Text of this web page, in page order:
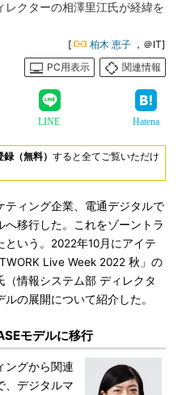
クターの相澤里江氏が経緯を
[ 柏木 恵子 ，＠IT]
PC用表示
関連情報
LINE Hatena
（無料） すると全てご覧いただけ
ィング企業、電通デジタルで
移行した。これをゾーントラ
という。2022年10月にアイテ
Live Week 2022 秋」の
情報システム部 ディレクタ
の展開について紹介した。
モデルに移行
ングから関連
、デジタルマ